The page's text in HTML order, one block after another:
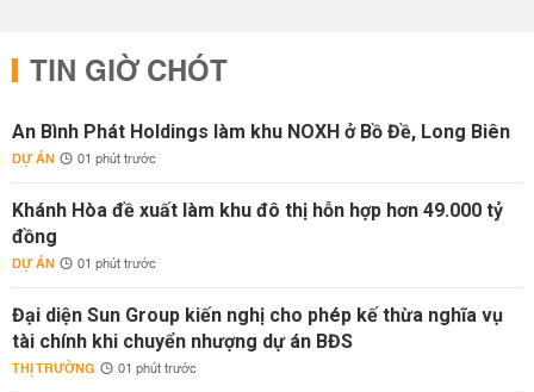
TIN GIỜ CHÓT
An Bình Phát Holdings làm khu NOXH ở Bồ Đề, Long Biên
DỰ ÁN 01 phút trước
Khánh Hòa đề xuất làm khu đô thị hỗn hợp hơn 49.000 tỷ
đồng
DỰ ÁN 01 phút trước
Đại diện Sun Group kiến nghị cho phép kế thừa nghĩa vụ
tài chính khi chuyển nhượng dự án BĐS
THỊ TRƯỜNG 01 phút trước